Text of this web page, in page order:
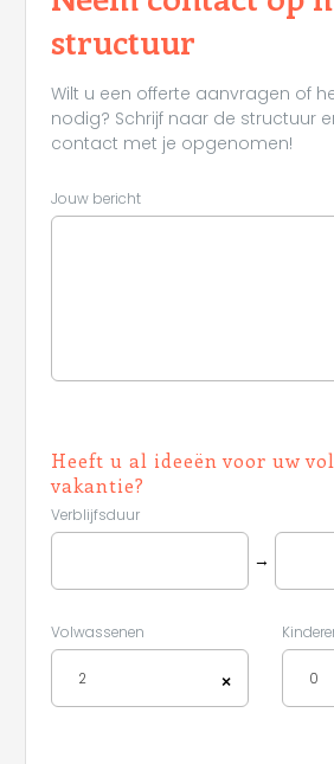
structuur
Wilt u een offerte aanvragen of
nodig? Schrijf naar de structuur
contact met je opgenomen!
Jouw bericht
Heeft u al ideeën voor uw
vakantie?
Verblijfsduur
→
Volwassenen
×
2 0